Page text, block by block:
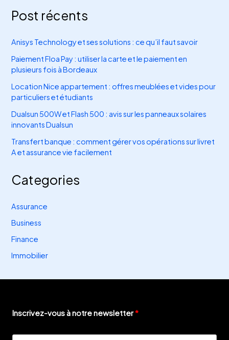
Post récents
Anisys Technology et ses solutions : ce qu’il faut savoir
Paiement Floa Pay : utiliser la carte et le paiement en
plusieurs fois à Bordeaux
Location Nice appartement : offres meublées et vides pour
particuliers et étudiants
Dualsun 500W et Flash 500 : avis sur les panneaux solaires
innovants Dualsun
Transfert banque : comment gérer vos opérations sur livret
A et assurance vie facilement
Categories
Assurance
Business
Finance
Immobilier
Inscrivez-vous à notre newsletter